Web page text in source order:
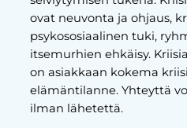
ovat neuvonta ja ohjaus,
psykososiaalinen tuki,
itsemurhien ehkäisy.
on asiakkaan kokema
elämäntilanne. Yhteyttä
ilman lähetettä.